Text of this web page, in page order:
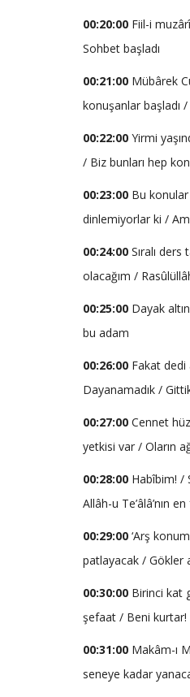
00:20:00 Fiil-i
Sohbet başladı
00:21:00 Mübârek
konuşanlar başladı
00:22:00 Yirmi
/ Biz bunları hep
00:23:00 Bu
dinlemiyorlar ki /
00:24:00 Sıralı
olacağım /
00:25:00 Dayak
bu adam
00:26:00 Fakat dedi
Dayanamadık /
00:27:00 Cennet
yetkisi var / Oların
00:28:00 Habîbim! /
Allâh-u Te’âlâ’nın
00:29:00 ‘Arş
patlayacak / Gökler
00:30:00 Birinci kat
şefaat / Beni
00:31:00 Makâm-ı
seneye kadar